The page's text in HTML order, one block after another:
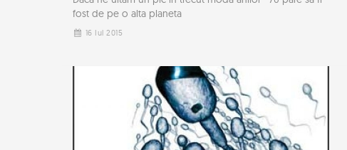
fost de pe o alta planeta
16 Iul 2015